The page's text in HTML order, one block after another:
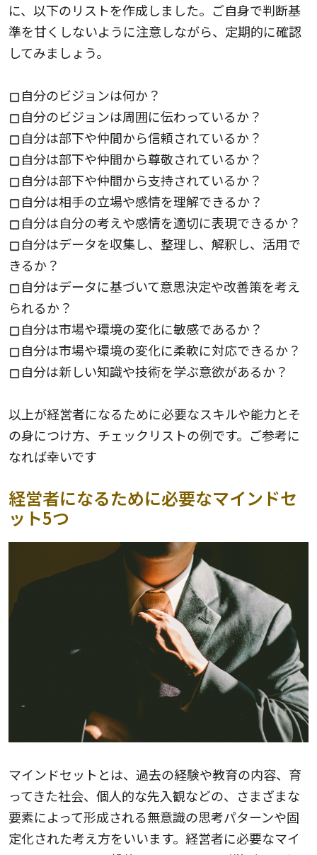
に、以下のリストを作成しました。ご自身で判断基
準を甘くしないように注意しながら、定期的に確認
してみましょう。
自分のビジョンは何か？
自分のビジョンは周囲に伝わっているか？
自分は部下や仲間から信頼されているか？
自分は部下や仲間から尊敬されているか？
自分は部下や仲間から支持されているか？
自分は相手の立場や感情を理解できるか？
自分は自分の考えや感情を適切に表現できるか？
自分はデータを収集し、整理し、解釈し、活用で
きるか？
自分はデータに基づいて意思決定や改善策を考え
られるか？
自分は市場や環境の変化に敏感であるか？
自分は市場や環境の変化に柔軟に対応できるか？
自分は新しい知識や技術を学ぶ意欲があるか？
以上が経営者になるために必要なスキルや能力とそ
の身につけ方、チェックリストの例です。ご参考に
なれば幸いです
経営者になるために必要なマインドセ
ット5つ
マインドセットとは、過去の経験や教育の内容、育
ってきた社会、個人的な先入観などの、さまざまな
要素によって形成される無意識の思考パターンや固
定化された考え方をいいます。経営者に必要なマイ